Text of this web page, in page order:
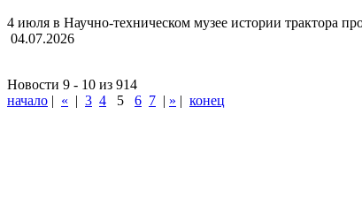
4 июля в Научно-техническом музее истории трактора
04.07.2026
Новости 9 - 10 из 914
начало | « | 3 4 5 6 7 | » | конец